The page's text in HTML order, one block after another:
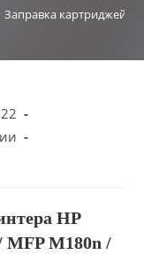
Заправка картриджей hp
HP
MFP M180n /